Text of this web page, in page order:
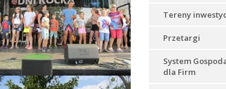
Tereny
Przetargi
System
dla Firm